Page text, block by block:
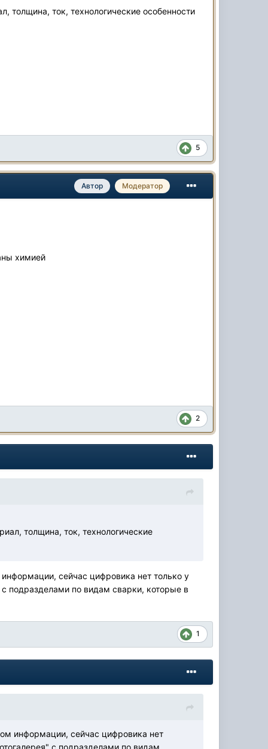
толщина, ток, технологические особенности
5
Автор Модератор
химией
2
толщина, ток, технологические
сейчас цифровика нет только у
подразделами по видам сварки, которые в
1
информации, сейчас цифровика нет
с подразделами по видам